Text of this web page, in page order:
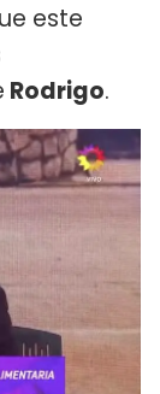
este
Rodrigo.